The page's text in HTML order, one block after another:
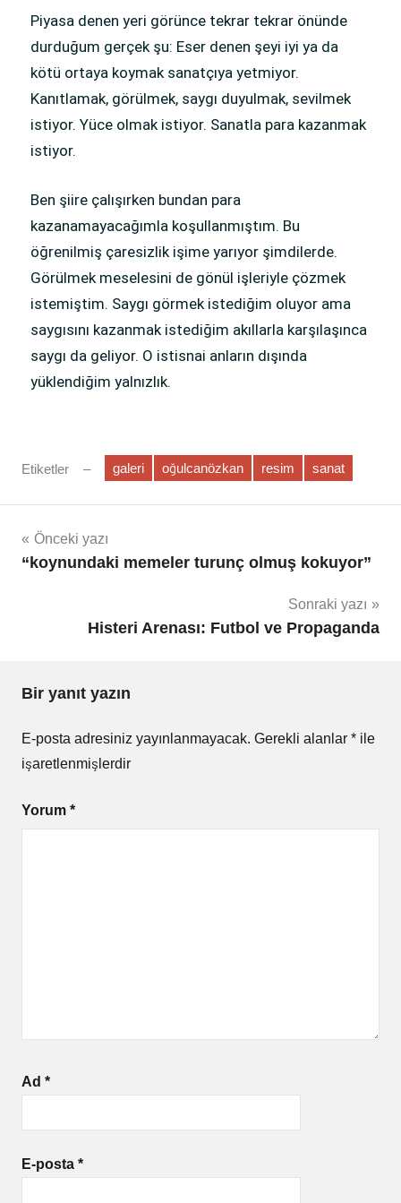
Piyasa denen yeri görünce tekrar tekrar önünde
durduğum gerçek şu: Eser denen şeyi iyi ya da
kötü ortaya koymak sanatçıya yetmiyor.
Kanıtlamak, görülmek, saygı duyulmak, sevilmek
istiyor. Yüce olmak istiyor. Sanatla para kazanmak
istiyor.
Ben şiire çalışırken bundan para
kazanamayacağımla koşullanmıştım. Bu
öğrenilmiş çaresizlik işime yarıyor şimdilerde.
Görülmek meselesini de gönül işleriyle çözmek
istemiştim. Saygı görmek istediğim oluyor ama
saygısını kazanmak istediğim akıllarla karşılaşınca
saygı da geliyor. O istisnai anların dışında
yüklendiğim yalnızlık.
Etiketler galeri oğulcanözkan resim sanat
Önceki yazı
“koynundaki memeler turunç olmuş kokuyor”
Sonraki yazı
Histeri Arenası: Futbol ve Propaganda
Bir yanıt yazın
E-posta adresiniz yayınlanmayacak. Gerekli alanlar * ile
işaretlenmişlerdir
Yorum *
Ad *
E-posta *